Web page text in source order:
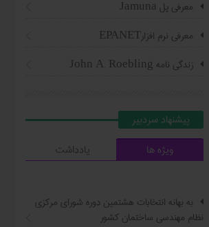
معرفی پل Jamuna
معرفی نرم افزارEPANET
زندگی نامه John A. Roebling
پیشنهاد سردبیر
ویژه ها
یادداشت
به بهانه انتخابات هشتمین دوره شورای مرکزی
نظام مهندسی ساختمان کشور